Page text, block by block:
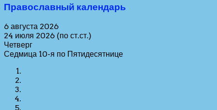
Православный календарь
6 августа 2026
24 июля 2026 (по ст.ст.)
Четверг
Седмица 10-я по Пятидесятнице